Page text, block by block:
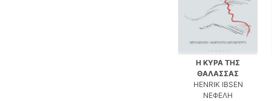
Η ΚΥΡΑ ΤΗΣ
ΘΑΛΑΣΣΑΣ
HENRIK IBSEN
ΝΕΦΕΛΗ